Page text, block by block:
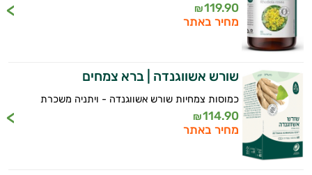
119.90
₪
מחיר באתר
שורש אשווגנדה | ברא צמחים
כמוסות צמחיות שורש אשווגנדה - ויתניה משכרת
114.90
₪
מחיר באתר